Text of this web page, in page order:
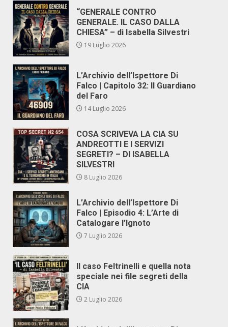
“GENERALE CONTRO
GENERALE. IL CASO DALLA
CHIESA” – di Isabella Silvestri
19 Luglio 2026
L’Archivio dell’Ispettore Di
Falco | Capitolo 32: Il Guardiano
del Faro
14 Luglio 2026
COSA SCRIVEVA LA CIA SU
ANDREOTTI E I SERVIZI
SEGRETI? – DI ISABELLA
SILVESTRI
8 Luglio 2026
L’Archivio dell’Ispettore Di
Falco | Episodio 4: L’Arte di
Catalogare l’Ignoto
7 Luglio 2026
Il caso Feltrinelli e quella nota
speciale nei file segreti della
CIA
2 Luglio 2026